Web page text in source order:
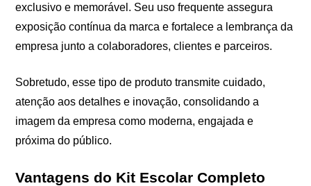
exclusivo e memorável. Seu uso frequente assegura
exposição contínua da marca e fortalece a lembrança da
empresa junto a colaboradores, clientes e parceiros.
Sobretudo, esse tipo de produto transmite cuidado,
atenção aos detalhes e inovação, consolidando a
imagem da empresa como moderna, engajada e
próxima do público.
Vantagens do Kit Escolar Completo